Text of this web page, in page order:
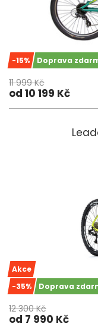
-15% Doprava
11 999 Kč
od 10 199 Kč
Akce
-35%
Doprava
12 300 Kč
od 7 990 Kč